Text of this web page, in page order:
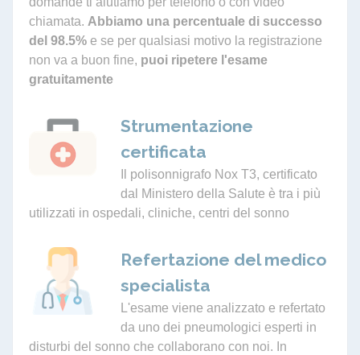
chiamata. Abbiamo una percentuale di successo
del 98.5% e se per qualsiasi motivo la registrazione
non va a buon fine, puoi ripetere l'esame
gratuitamente
Strumentazione
certificata
Il polisonnigrafo Nox T3, certificato
dal Ministero della Salute è tra i più
utilizzati in ospedali, cliniche, centri del sonno
Refertazione del medico
specialista
L'esame viene analizzato e refertato
da uno dei pneumologici esperti in
disturbi del sonno che collaborano con noi. In